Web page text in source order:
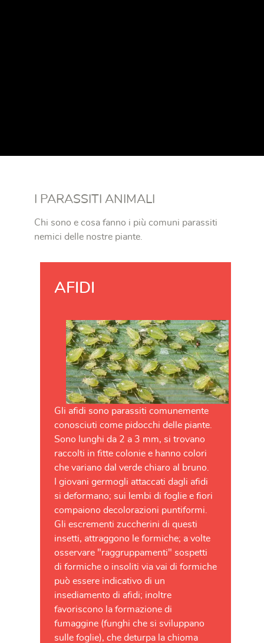
I PARASSITI ANIMALI
Chi sono e cosa fanno i più comuni parassiti
nemici delle nostre piante.
AFIDI
Gli afidi sono parassiti comunemente
conosciuti come pidocchi delle piante.
Sono lunghi da 2 a 3 mm, si trovano
raccolti in fitte colonie e hanno colori
che variano dal verde chiaro al bruno.
I giovani germogli attaccati dagli afidi
si deformano; sui lembi di foglie e fiori
compaiono decolorazioni puntiformi.
Gli escrementi zuccherini di questi
insetti, attraggono le formiche; a volte
osservare "raggruppamenti" sospetti
di formiche o insoliti via vai di formiche
può essere indicativo di un
insediamento di afidi; inoltre
favoriscono la formazione di
fumaggine (funghi che si sviluppano
sulle foglie), che deturpa la chioma